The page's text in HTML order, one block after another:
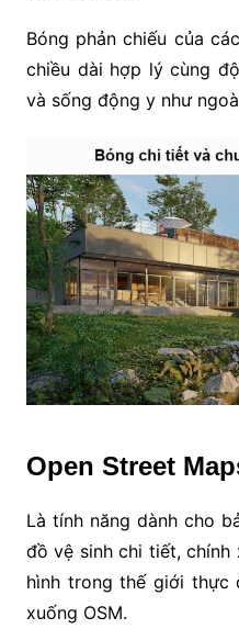
Bóng phản chiếu của
chiều dài hợp lý cùng
và sống động y như
Open Street
Là tính năng dành cho
đồ vệ sinh chi tiết,
hình trong thế giới thực
xuống OSM.